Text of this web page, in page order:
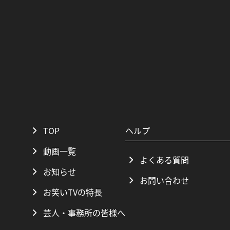
TOP
動画一覧
お知らせ
お笑いTVの特長
芸人・事務所の皆様へ
ヘルプ
よくある質問
お問い合わせ